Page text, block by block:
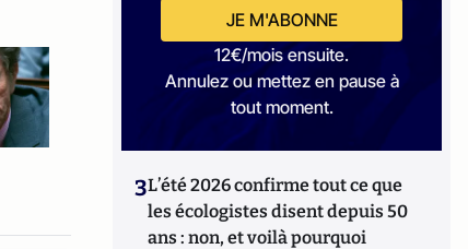
JE M'ABONNE
12€/mois ensuite.
Annulez ou mettez en pause à
tout moment.
3L’été 2026 confirme tout ce que
les écologistes disent depuis 50
ans : non, et voilà pourquoi